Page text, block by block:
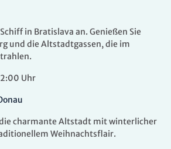
in Bratislava an. Genießen Sie
und die Altstadtgassen, die im
Uhr
charmante Altstadt mit winterlicher
Weihnachtsflair.